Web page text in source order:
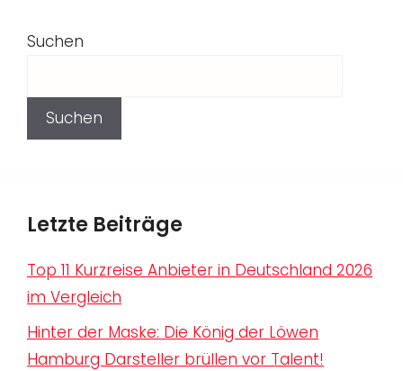
Suchen
Suchen
Letzte Beiträge
Top 11 Kurzreise Anbieter in Deutschland 2026
im Vergleich
Hinter der Maske: Die König der Löwen
Hamburg Darsteller brüllen vor Talent!